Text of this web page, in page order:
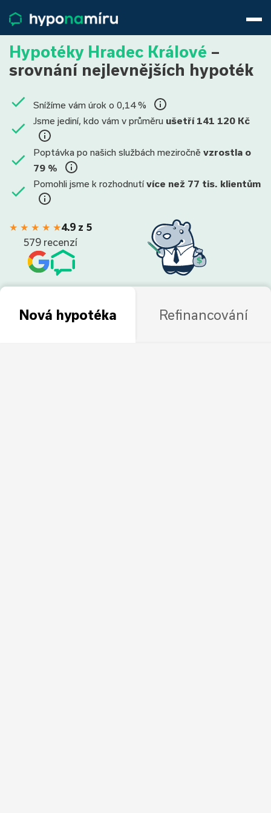
Životní pojištění
Pojištění nemovitosti
Články
800 688 388
9−16 hod.
Přihlásit
Hypotéky Hradec Králové –
srovnání nejlevnějších hypoték
Snížíme vám úrok o 0,14 %
Jsme jediní, kdo vám v průměru ušetří 141 120 Kč
Poptávka po našich službách meziročně vzrostla o
79 %
Pomohli jsme k rozhodnutí více než 77 tis. klientům
★ ★ ★ ★ ★4.9 z 5
579 recenzí
Nová hypotéka Refinancování